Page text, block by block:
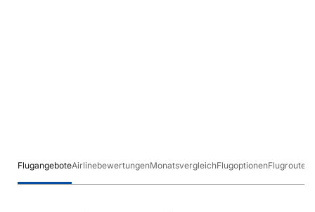
FlugangeboteAirlinebewertungenMonatsvergleichFlugoptionenFlugrouten